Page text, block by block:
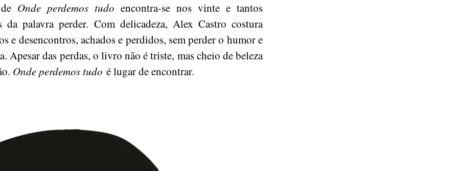
Onde perdemos tudo encontra-se nos vinte e tantos
da palavra perder. Com delicadeza, Alex Castro costura
e desencontros, achados e perdidos, sem perder o humor e
Apesar das perdas, o livro não é triste, mas cheio de beleza
Onde perdemos tudo é lugar de encontrar.